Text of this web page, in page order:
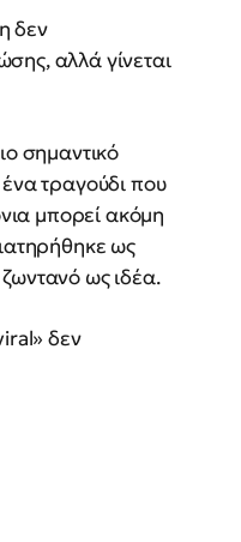
δεν
αλλά γίνεται
σημαντικό
ένα τραγούδι που
μπορεί ακόμη
ως
ως ιδέα.
δεν